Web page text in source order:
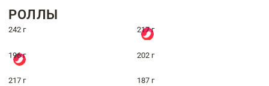
РОЛЛЫ
242 г 217 г
196 г 202 г
217 г 187 г